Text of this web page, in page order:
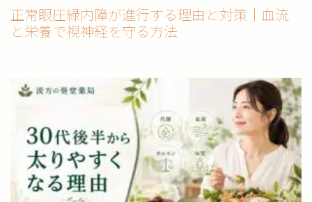
正常眼圧緑内障が進行する理由と対策｜血流
と栄養で視神経を守る方法